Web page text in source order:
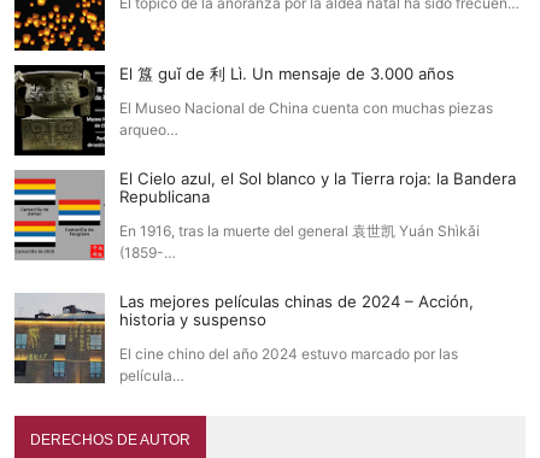
El 簋 guǐ de 利 Lì. Un mensaje de 3.000 años
El Museo Nacional de China cuenta con muchas piezas
arqueo…
El Cielo azul, el Sol blanco y la Tierra roja: la Bandera
Republicana
En 1916, tras la muerte del general 袁世凯 Yuán Shìkǎi
(1859-…
Las mejores películas chinas de 2024 – Acción,
historia y suspenso
El cine chino del año 2024 estuvo marcado por las
película…
DERECHOS DE AUTOR